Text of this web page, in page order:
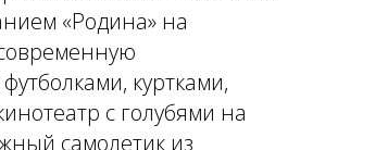
«Родина» на
куртками,
с голубями на
самолетик из